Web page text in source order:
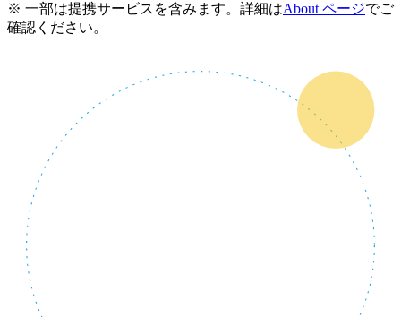
※ 一部は提携サービスを含みます。詳細はAbout ページでご
確認ください。